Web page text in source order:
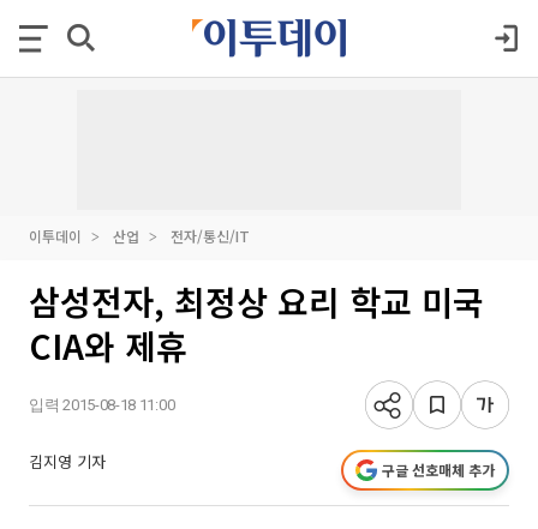
이투데이 산업 전자/통신/IT
삼성전자, 최정상 요리 학교 미국
CIA와 제휴
입력 2015-08-18 11:00
김지영 기자 구글 선호매체 추가